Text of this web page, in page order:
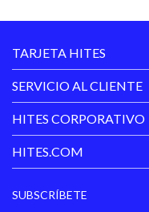
TARJETA HITES
SERVICIO AL CLIENTE
HITES CORPORATIVO
HITES.COM
SUBSCRÍBETE